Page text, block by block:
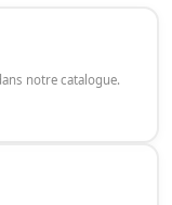
notre catalogue.